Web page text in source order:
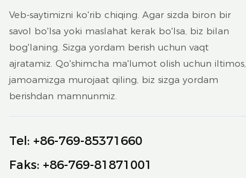
Veb-saytimizni ko'rib chiqing. Agar sizda biron bir
savol bo'lsa yoki maslahat kerak bo'lsa, biz bilan
bog'laning. Sizga yordam berish uchun vaqt
ajratamiz. Qo'shimcha ma'lumot olish uchun iltimos,
jamoamizga murojaat qiling, biz sizga yordam
berishdan mamnunmiz.
Tel: +86-769-85371660
Faks: +86-769-81871001